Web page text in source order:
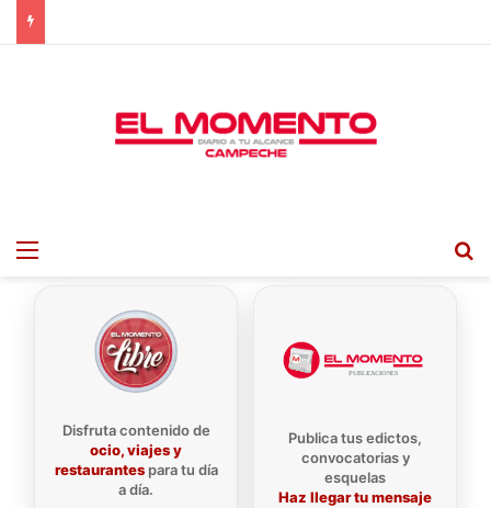
Menu
Disfruta contenido de
ocio, viajes y
restaurantespara tu día
a día.
Publica tus edictos,
convocatorias y
esquelas
Haz llegar tu mensaje